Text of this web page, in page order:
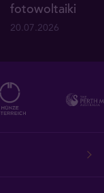
fotowoltaiki
20.07.2026